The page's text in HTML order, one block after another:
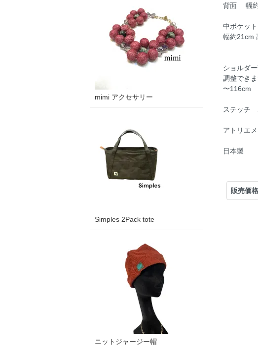
背面 幅約
中ポケット
幅約21cm
ショルダ
調整できま
〜116cm
ステッチ
アトリエ
日本製
販売価格
mimi アクセサリー
Simples 2Pack tote
ニットジャージー帽